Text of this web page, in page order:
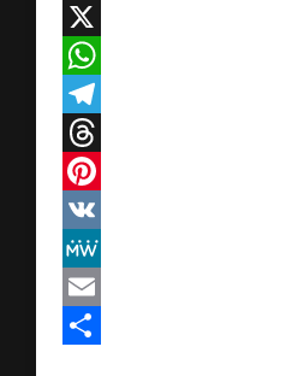
Facebook
X
WhatsApp
Telegram
Threads
Pinterest
VK
MeWe
Email